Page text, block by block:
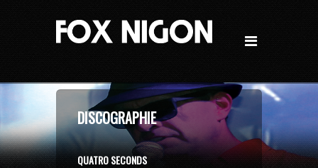
DISCOGRAPHIE
QUATRO SECONDS